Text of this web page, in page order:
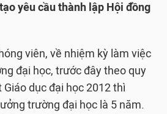
yêu cầu thành lập Hội đồng
viên, về nhiệm kỳ làm việc
đại học, trước đây theo quy
dục đại học 2012 thì
trường đại học là 5 năm.